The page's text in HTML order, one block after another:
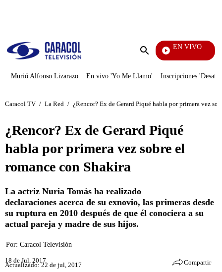
Enviar
EN VIVO
Murió Alfonso Lizarazo En vivo 'Yo Me Llamo' Inscripciones
Caracol TV / La Red / ¿Rencor? Ex de Gerard Piqué habla por primera vez
¿Rencor? Ex de Gerard Piqué
habla por primera vez sobre el
romance con Shakira
La actriz Nuria Tomás ha realizado
declaraciones acerca de su exnovio, las primeras desde
su ruptura en 2010 después de que él conociera a su
actual pareja y madre de sus hijos.
Por: Caracol Televisión
18 de Jul, 2017
Actualizado: 22 de jul, 2017 Compartir